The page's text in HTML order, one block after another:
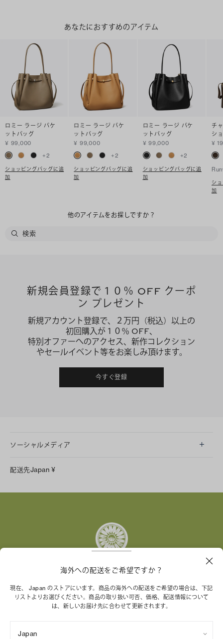
あなたにおすすめのアイテム
ロミー ラージ バケ
ットバッグ
¥ 99,000
+2
ショッピングバッグに追
加
ロミー ラージ バケ
ットバッグ
¥ 99,000
+2
ショッピングバッグに追
加
ロミー ラージ バケ
ットバッグ
¥ 99,000
+2
ショッピングバッグに追
加
チ
シ
¥
シ
加
他のアイテムをお探しですか？
新規会員登録で１０％ OFF クーポ
ン プレゼント
新規アカウント登録で、２万円（税込）以上の
初回購入が１０％ OFF、
特別オファーへのアクセス、新作コレクション
やセールイベント等をお楽しみ頂けます。
今すぐ登録
ソーシャルメディア
Facebook
配送先Japan ¥
トリー バーチ財団は、女性起業家が持続可能な企業を築
くことを支援しています。
海外への配送をご希望ですか？
現在、 Japan のストアにいます。商品の海外への配送をご希望の場合は、下記
リストよりお選びください。商品の取り扱い可否、価格、配送情報について
は、新しいお届け先に合わせて更新されます。
Japan